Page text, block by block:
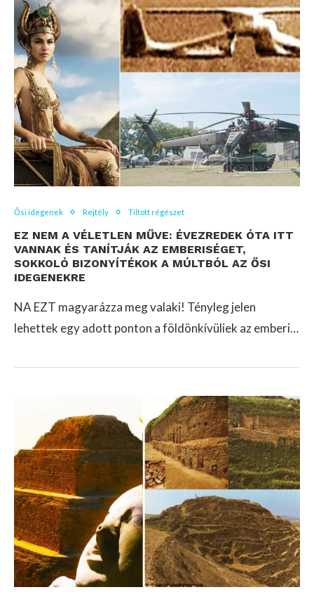
Ősi idegenek Rejtély Tiltott régészet
EZ NEM A VÉLETLEN MŰVE: ÉVEZREDEK ÓTA ITT
VANNAK ÉS TANÍTJÁK AZ EMBERISÉGET,
SOKKOLÓ BIZONYÍTÉKOK A MÚLTBÓL AZ ŐSI
IDEGENEKRE
NA EZT magyarázza meg valaki! Tényleg jelen
lehettek egy adott ponton a földönkívüliek az emberi…